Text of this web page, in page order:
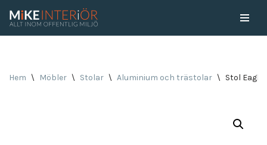
Hem \ Möbler \ Stolar \ Aluminium och trästolar \ Stol Eagle